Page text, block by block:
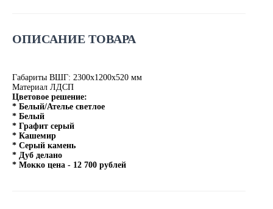
ОПИСАНИЕ ТОВАРА
Габариты ВШГ: 2300х1200х520 мм
Материал ЛДСП
Цветовое решение:
* Белый/Ателье светлое
* Белый
* Графит серый
* Кашемир
* Серый камень
* Дуб делано
* Мокко цена - 12 700 рублей